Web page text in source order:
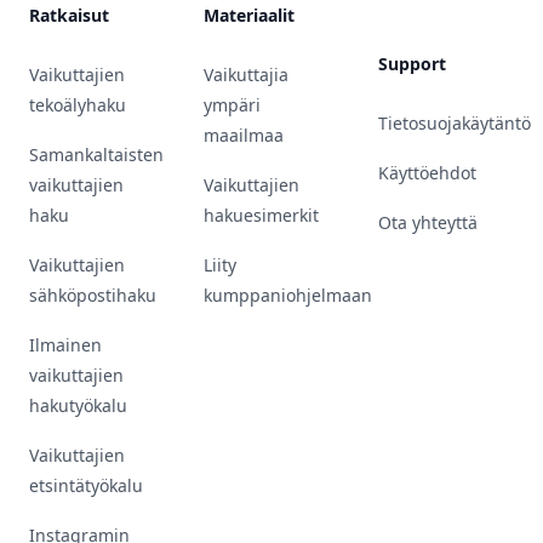
Ratkaisut
Vaikuttajien
tekoälyhaku
Samankaltaisten
vaikuttajien
haku
Vaikuttajien
sähköpostihaku
Ilmainen
vaikuttajien
hakutyökalu
Vaikuttajien
etsintätyökalu
Instagramin
Materiaalit
Vaikuttajia
ympäri
maailmaa
Vaikuttajien
hakuesimerkit
Liity
kumppaniohjelmaan
Support
Tietosuojakäytäntö
Käyttöehdot
Ota yhteyttä